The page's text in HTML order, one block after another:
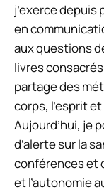
j’exerce depuis
en
aux questions
livres
partage des
corps, l’esprit
Aujourd’hui, je
d’alerte sur la
conférences et
et l’autonomie